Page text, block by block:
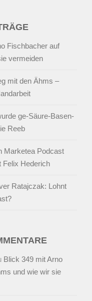
Fischbacher auf
vermeiden
mit den Ähms –
ge-Säure-Basen-
Reeb
Marketea Podcast
Felix Hederich
Ratajczak: Lohnt
Blick 349 mit Arno
und wie wir sie